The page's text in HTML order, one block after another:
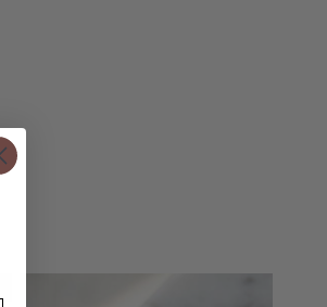
изразите
за бижу
и ограничения относно
да предложат повече свобода на